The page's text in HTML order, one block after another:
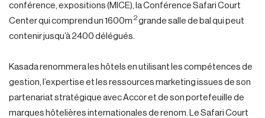
conférence, expositions (MICE), la Conférence Safari Court
Center qui comprend un 1600m 2grande salle de bal qui peut
contenir jusqu’à 2400 délégués.
Kasada renommera les hôtels en utilisant les compétences de
gestion, l’expertise et les ressources marketing issues de son
partenariat stratégique avec Accor et de son portefeuille de
marques hôtelières internationales de renom. Le Safari Court